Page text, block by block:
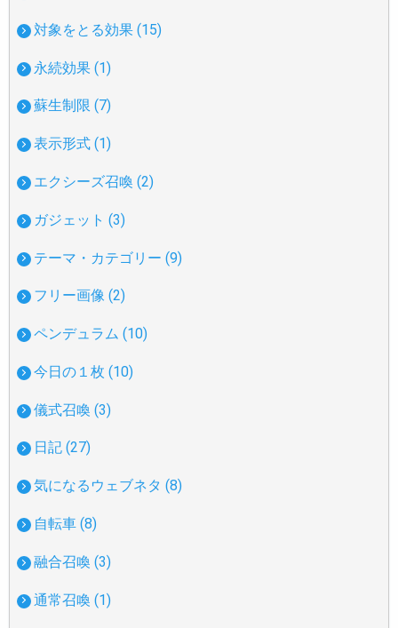
対象をとる効果 (15)
永続効果 (1)
蘇生制限 (7)
表示形式 (1)
エクシーズ召喚 (2)
ガジェット (3)
テーマ・カテゴリー (9)
フリー画像 (2)
ペンデュラム (10)
今日の１枚 (10)
儀式召喚 (3)
日記 (27)
気になるウェブネタ (8)
自転車 (8)
融合召喚 (3)
通常召喚 (1)